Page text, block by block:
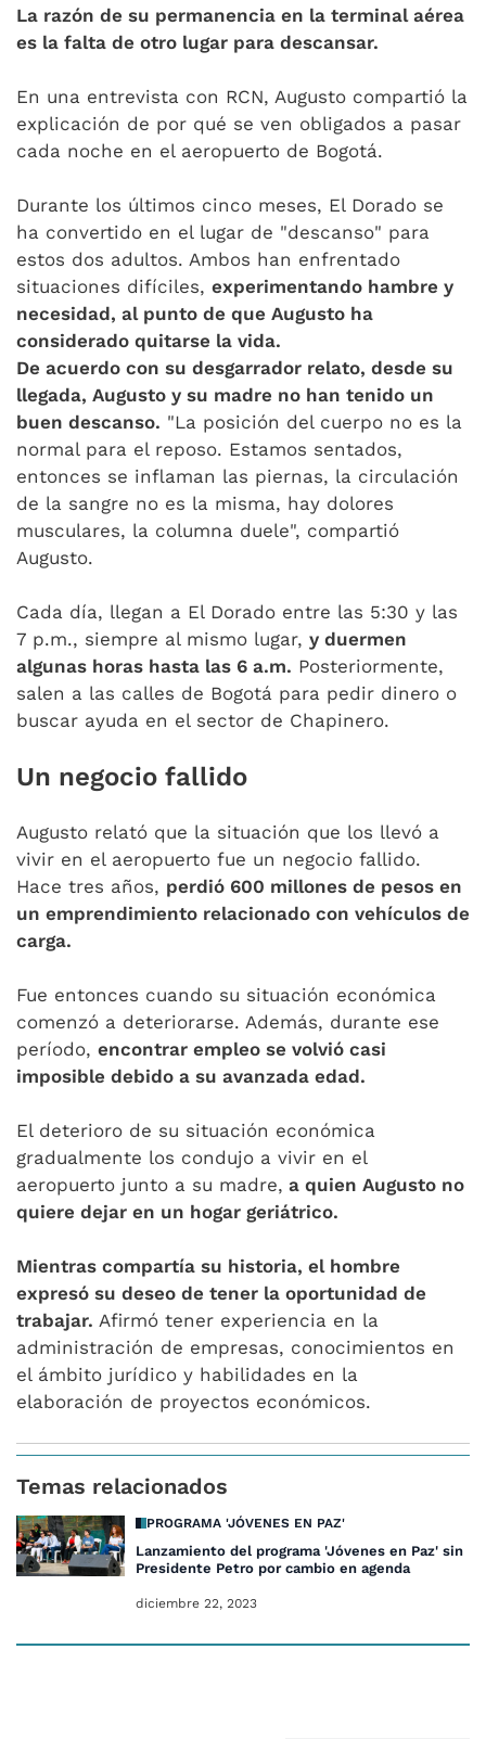
La razón de su permanencia en la terminal aérea
es la falta de otro lugar para descansar.
En una entrevista con RCN, Augusto compartió la
explicación de por qué se ven obligados a pasar
cada noche en el aeropuerto de Bogotá.
Durante los últimos cinco meses, El Dorado se
ha convertido en el lugar de "descanso" para
estos dos adultos. Ambos han enfrentado
situaciones difíciles, experimentando hambre y
necesidad, al punto de que Augusto ha
considerado quitarse la vida.
De acuerdo con su desgarrador relato, desde su
llegada, Augusto y su madre no han tenido un
buen descanso. "La posición del cuerpo no es la
normal para el reposo. Estamos sentados,
entonces se inflaman las piernas, la circulación
de la sangre no es la misma, hay dolores
musculares, la columna duele", compartió
Augusto.
Cada día, llegan a El Dorado entre las 5:30 y las
7 p.m., siempre al mismo lugar, y duermen
algunas horas hasta las 6 a.m. Posteriormente,
salen a las calles de Bogotá para pedir dinero o
buscar ayuda en el sector de Chapinero.
Un negocio fallido
Augusto relató que la situación que los llevó a
vivir en el aeropuerto fue un negocio fallido.
Hace tres años, perdió 600 millones de pesos en
un emprendimiento relacionado con vehículos de
carga.
Fue entonces cuando su situación económica
comenzó a deteriorarse. Además, durante ese
período, encontrar empleo se volvió casi
imposible debido a su avanzada edad.
El deterioro de su situación económica
gradualmente los condujo a vivir en el
aeropuerto junto a su madre, a quien Augusto no
quiere dejar en un hogar geriátrico.
Mientras compartía su historia, el hombre
expresó su deseo de tener la oportunidad de
trabajar. Afirmó tener experiencia en la
administración de empresas, conocimientos en
el ámbito jurídico y habilidades en la
elaboración de proyectos económicos.
Temas relacionados
PROGRAMA 'JÓVENES EN PAZ'
Lanzamiento del programa 'Jóvenes en Paz' sin
Presidente Petro por cambio en agenda
diciembre 22, 2023